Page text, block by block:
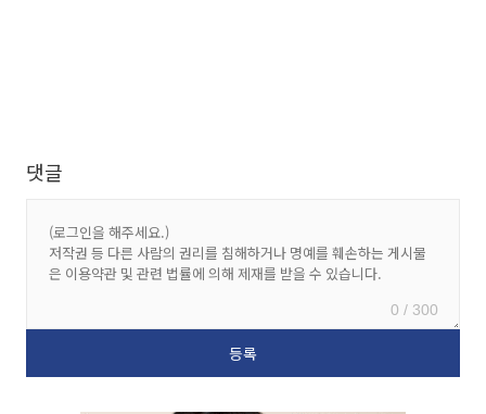
댓글
0 / 300